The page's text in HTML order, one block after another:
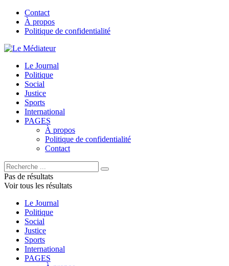
Contact
À propos
Politique de confidentialité
Le Journal
Politique
Social
Justice
Sports
International
PAGES
À propos
Politique de confidentialité
Contact
Pas de résultats
Voir tous les résultats
Le Journal
Politique
Social
Justice
Sports
International
PAGES